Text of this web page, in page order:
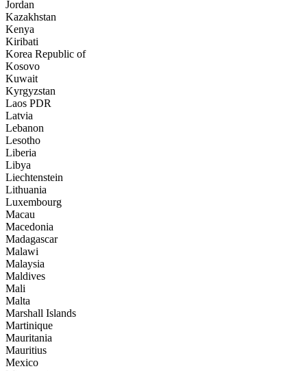
Jordan
Kazakhstan
Kenya
Kiribati
Korea Republic of
Kosovo
Kuwait
Kyrgyzstan
Laos PDR
Latvia
Lebanon
Lesotho
Liberia
Libya
Liechtenstein
Lithuania
Luxembourg
Macau
Macedonia
Madagascar
Malawi
Malaysia
Maldives
Mali
Malta
Marshall Islands
Martinique
Mauritania
Mauritius
Mexico